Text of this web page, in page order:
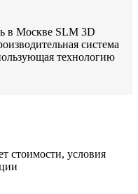
в Москве SLM 3D
система
технологию
стоимости, условия